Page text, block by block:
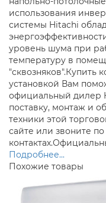
использования
системы Hitachi
уровень шума при
температуру в
"сквозняков".Купить
установкой Вам
официальный дилер
поставку, монтаж и
техники этой
сайте или звоните
Подробнее...
Похожие товары